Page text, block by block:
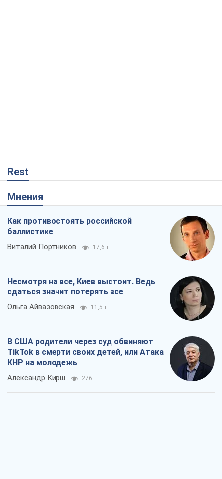
Rest
Мнения
Как противостоять российской
баллистике
Виталий Портников 17,6 т.
Несмотря на все, Киев выстоит. Ведь
сдаться значит потерять все
Ольга Айвазовская 11,5 т.
В США родители через суд обвиняют
TikTok в смерти своих детей, или Атака
КНР на молодежь
Александр Кирш 276